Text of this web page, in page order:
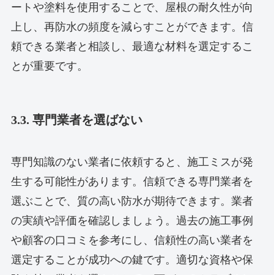
ートや塗料を使用することで、屋根の耐久性が向
上し、再防水の頻度を減らすことができます。信
頼できる業者と相談し、最適な材料を選定するこ
とが重要です。
3.3. 専門業者を選ばない
専門知識のない業者に依頼すると、施工ミスが発
生する可能性があります。信頼できる専門業者を
選ぶことで、質の高い防水が期待できます。業者
の実績や評価を確認しましょう。過去の施工事例
や顧客の口コミを参考にし、信頼性の高い業者を
選定することが成功への鍵です。適切な資格や保